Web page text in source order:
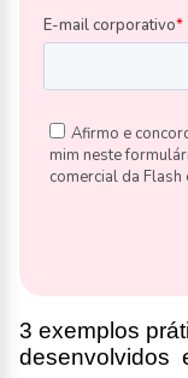
3 exemplos
desenvolvidos